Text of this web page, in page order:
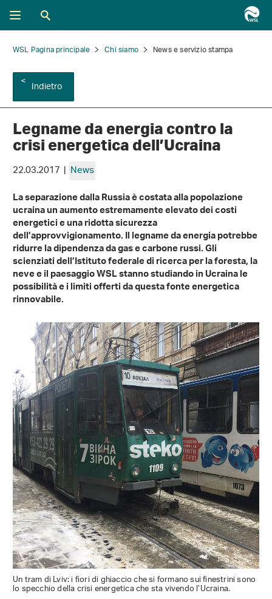
WSL Pagina principale Chi siamo News e servizio stampa
Indietro
Legname da energia contro la
crisi energetica dell’Ucraina
22.03.2017 | News
La separazione dalla Russia è costata alla popolazione
ucraina un aumento estremamente elevato dei costi
energetici e una ridotta sicurezza
dell’approvvigionamento. Il legname da energia potrebbe
ridurre la dipendenza da gas e carbone russi. Gli
scienziati dell’Istituto federale di ricerca per la foresta, la
neve e il paesaggio WSL stanno studiando in Ucraina le
possibilità e i limiti offerti da questa fonte energetica
rinnovabile.
Un tram di Lviv: i fiori di ghiaccio che si formano sui finestrini sono
lo specchio della crisi energetica che sta vivendo l’Ucraina.